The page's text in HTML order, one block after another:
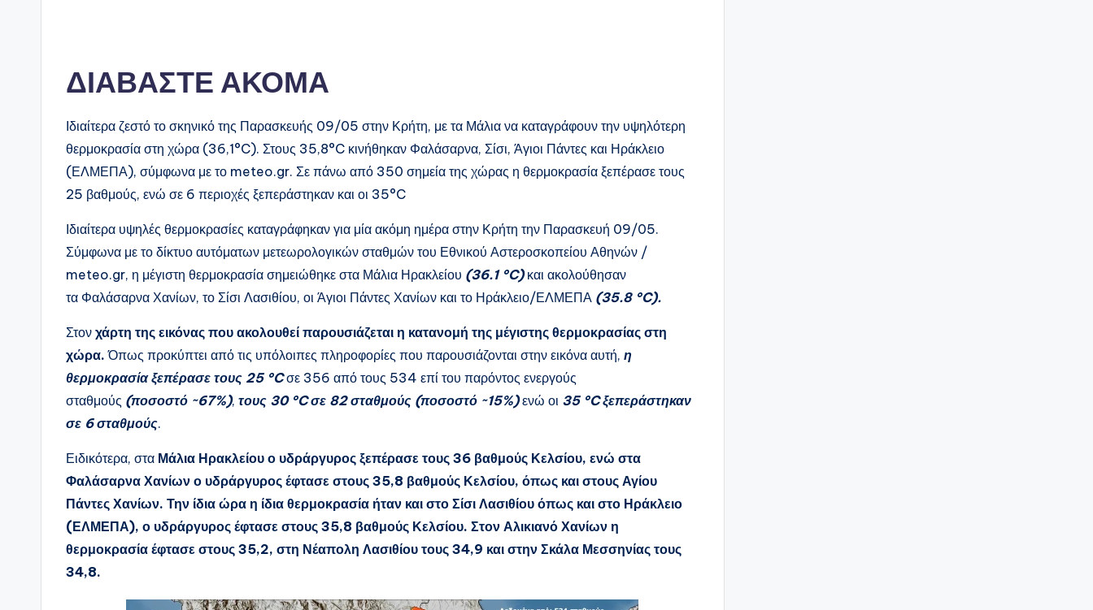
ΔΙΑΒΑΣΤΕ ΑΚΟΜΑ
Ιδιαίτερα ζεστό το σκηνικό της Παρασκευής 09/05 στην Κρήτη, με τα Μάλια να καταγράφουν την υψηλότερη
θερμοκρασία στη χώρα (36,1°C). Στους 35,8°C κινήθηκαν Φαλάσαρνα, Σίσι, Άγιοι Πάντες και Ηράκλειο
(ΕΛΜΕΠΑ), σύμφωνα με το meteo.gr. Σε πάνω από 350 σημεία της χώρας η θερμοκρασία ξεπέρασε τους
25 βαθμούς, ενώ σε 6 περιοχές ξεπεράστηκαν και οι 35°C
Ιδιαίτερα υψηλές θερμοκρασίες καταγράφηκαν για μία ακόμη ημέρα στην Κρήτη την Παρασκευή 09/05.
Σύμφωνα με το δίκτυο αυτόματων μετεωρολογικών σταθμών του Εθνικού Αστεροσκοπείου Αθηνών /
meteo.gr, η μέγιστη θερμοκρασία σημειώθηκε στα Μάλια Ηρακλείου (36.1 °C)και ακολούθησαν
τα Φαλάσαρνα Χανίων, το Σίσι Λασιθίου, οι Άγιοι Πάντες Χανίων και το Ηράκλειο/ΕΛΜΕΠΑ (35.8 °C).
Στον χάρτη της εικόνας που ακολουθεί παρουσιάζεται η κατανομή της μέγιστης θερμοκρασίας στη
χώρα.Όπως προκύπτει από τις υπόλοιπες πληροφορίες που παρουσιάζονται στην εικόνα αυτή, η
θερμοκρασία ξεπέρασε τους 25 °Cσε 356 από τους 534 επί του παρόντος ενεργούς
σταθμούς (ποσοστό ~67%), τους 30 °C σε 82 σταθμούς (ποσοστό ~15%)ενώ οι 35 °C ξεπεράστηκαν
σε 6 σταθμούς.
Ειδικότερα, στα Μάλια Ηρακλείου ο υδράργυρος ξεπέρασε τους 36 βαθμούς Κελσίου, ενώ στα
Φαλάσαρνα Χανίων ο υδράργυρος έφτασε στους 35,8 βαθμούς Κελσίου, όπως και στους Αγίου
Πάντες Χανίων. Την ίδια ώρα η ίδια θερμοκρασία ήταν και στο Σίσι Λασιθίου όπως και στο Ηράκλειο
(ΕΛΜΕΠΑ), ο υδράργυρος έφτασε στους 35,8 βαθμούς Κελσίου. Στον Αλικιανό Χανίων η
θερμοκρασία έφτασε στους 35,2, στη Νέαπολη Λασιθίου τους 34,9 και στην Σκάλα Μεσσηνίας τους
34,8.